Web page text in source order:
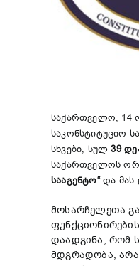
საქართველო, 14
საკონსტიტუციო
სხვები, სულ39
საქართველოს
სააგენტო“და მას
მოსარჩელეთა
დაადგინა, რომ
მდგრადობა,